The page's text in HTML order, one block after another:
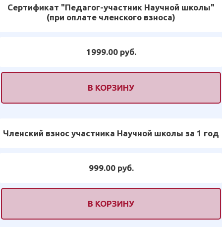
Сертификат "Педагог-участник Научной школы"
(при оплате членского взноса)
1999.00 руб.
В КОРЗИНУ
Членский взнос участника Научной школы за 1 год
999.00 руб.
В КОРЗИНУ